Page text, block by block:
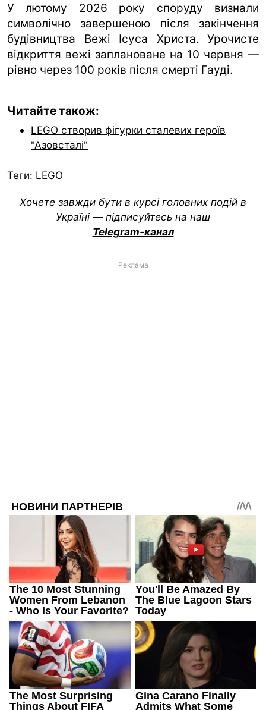
У лютому 2026 року споруду визнали
символічно завершеною після закінчення
будівництва Вежі Ісуса Христа. Урочисте
відкриття вежі заплановане на 10 червня —
рівно через 100 років після смерті Гауді.
Читайте також:
LEGO створив фігурки сталевих героїв
"Азовсталі"
Теги: LEGO
Хочете завжди бути в курсі головних подій в
Україні — підписуйтесь на наш
Telegram-канал
Реклама